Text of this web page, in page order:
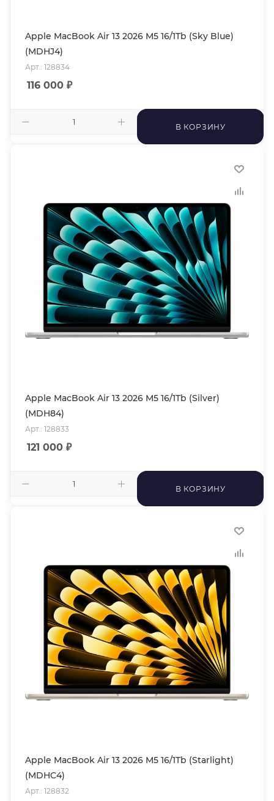
Apple MacBook Air 13 2026 M5 16/1Tb (Sky Blue)
(MDHJ4)
Арт.: 128834
116 000 ₽
В КОРЗИНУ
Apple MacBook Air 13 2026 M5 16/1Tb (Silver)
(MDH84)
Арт.: 128833
121 000 ₽
В КОРЗИНУ
Apple MacBook Air 13 2026 M5 16/1Tb (Starlight)
(MDHC4)
Арт.: 128832